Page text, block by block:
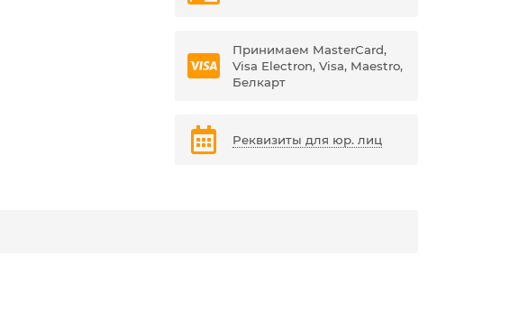
Принимаем MasterCard,
Visa Electron, Visa, Maestro,
Белкарт
Реквизиты для юр. лиц